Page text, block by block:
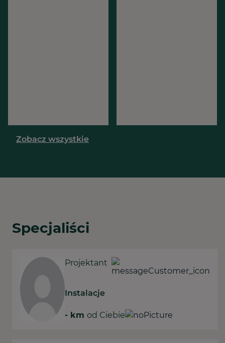
Zobacz wszystkie
Specjaliści
Projektant
Instalacje
- km od Ciebie